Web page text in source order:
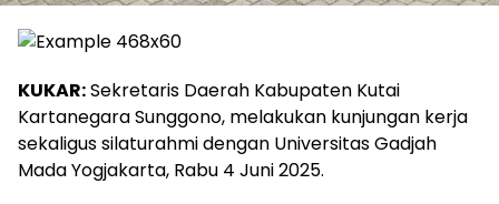
KUKAR:Sekretaris Daerah Kabupaten Kutai
Kartanegara Sunggono, melakukan kunjungan kerja
sekaligus silaturahmi dengan Universitas Gadjah
Mada Yogjakarta, Rabu 4 Juni 2025.